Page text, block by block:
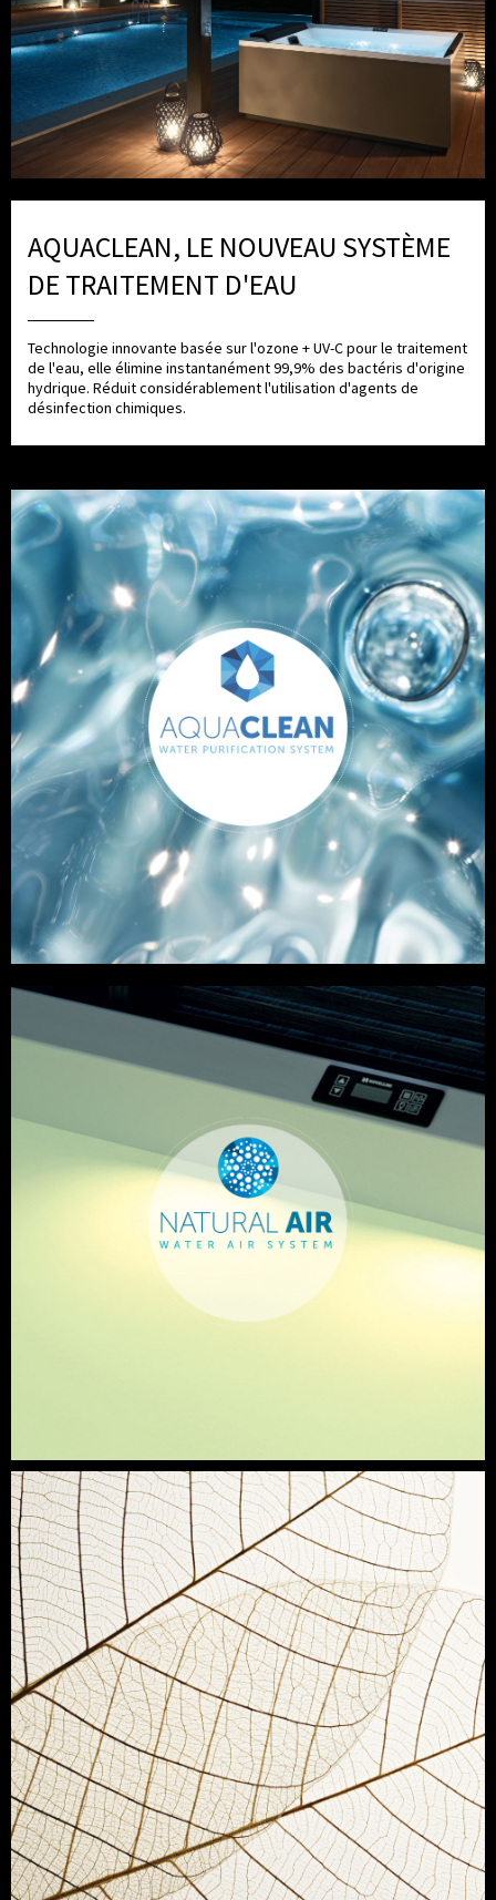
AQUACLEAN, LE NOUVEAU SYSTÈME
DE TRAITEMENT D'EAU
Technologie innovante basée sur l'ozone + UV-C pour le traitement
de l'eau, elle élimine instantanément 99,9% des bactéris d'origine
hydrique. Réduit considérablement l'utilisation d'agents de
désinfection chimiques.